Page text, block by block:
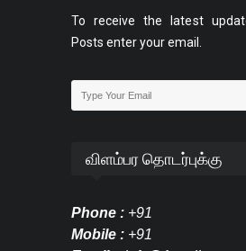
To receive the latest
Posts enter your email.
விளம்பர தொடர்புக்கு
Phone : +91
Mobile : +91